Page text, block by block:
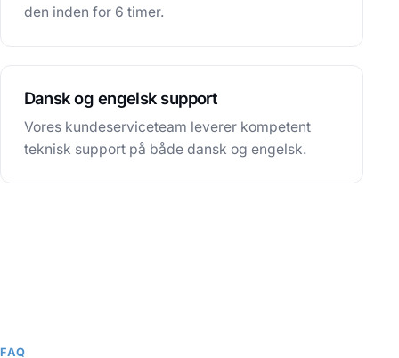
den inden for 6 timer.
Dansk og engelsk support
Vores kundeserviceteam leverer kompetent
teknisk support på både dansk og engelsk.
FAQ